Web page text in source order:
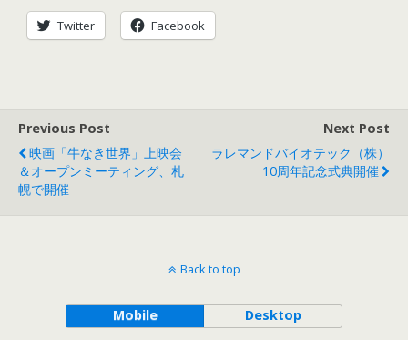
Twitter Facebook
Previous Post
映画「牛なき世界」上映会
＆オープンミーティング、札
幌で開催
Next Post
ラレマンドバイオテック（株）
10周年記念式典開催
Back to top
Mobile Desktop